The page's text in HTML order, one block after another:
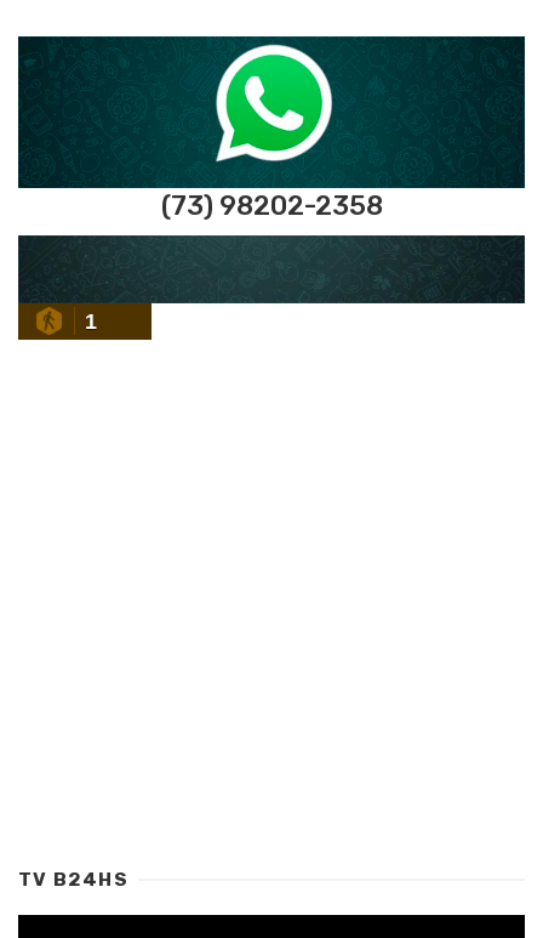
(73) 98202-2358
1
TV B24HS